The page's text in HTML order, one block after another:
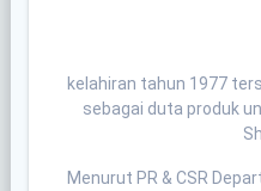
kelahiran tahun 1977
sebagai duta produk
Menurut PR & CSR